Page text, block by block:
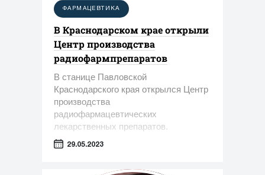
ФАРМАЦЕВТИКА
В Краснодарском крае открыли
Центр производства
радиофармпрепаратов
В станице Павловской
Краснодарского края открылся Центр
производства
радиофармацевтических
лекарственных препаратов.
29.05.2023